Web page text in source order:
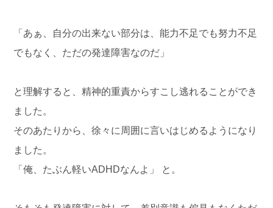
「あぁ、自分の出来ない部分は、能力不足でも努力不足
でもなく、ただの発達障害なのだ」
と理解すると、精神的重責からすこし逃れることができ
ました。
そのあたりから、徐々に周囲に言いはじめるようになり
ました。
「俺、たぶん軽いADHDなんよ」 と。